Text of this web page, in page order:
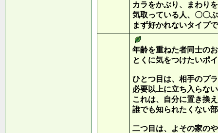
カラをかぶり、まわり
気取っている人、〇〇
まず好かれないタイプ
年齢を重ねた者同士の
とくに気をつけたいポ
ひとつ目は、相手のプ
必要以上に立ち入らな
これは、自分に置き換
誰でも知られたくない
二つ目は、よその家の